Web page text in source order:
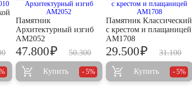
Памятник
Архитектурный изгиб
AM2052
50.300
47.800₽
Купить 5%
Памятник Классический
с крестом и плащаницей
AM1708
31.100
29.500₽
Купить 5%